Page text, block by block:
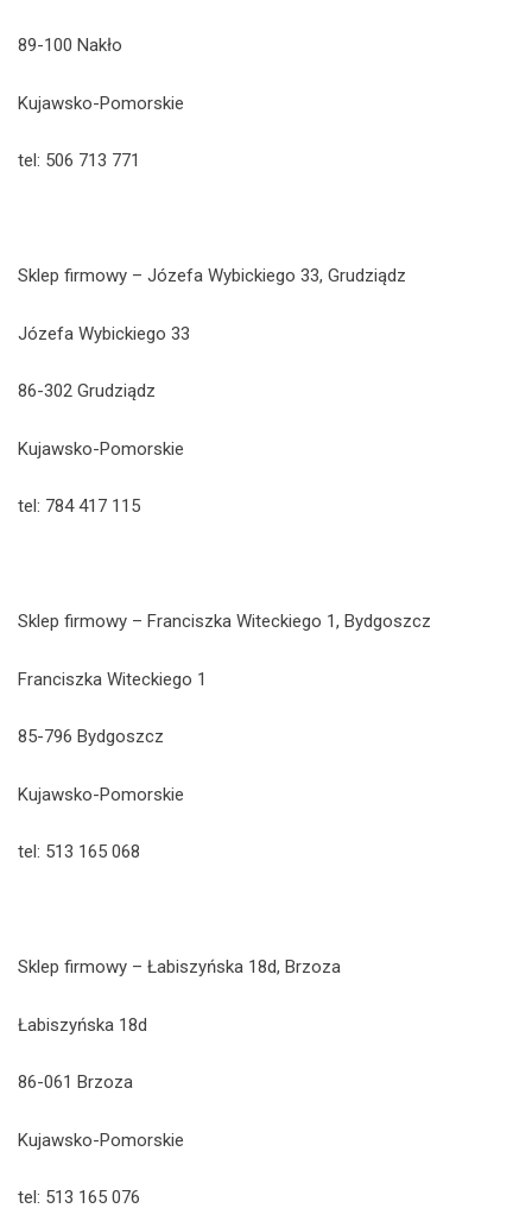
89-100 Nakło
Kujawsko-Pomorskie
tel: 506 713 771
Sklep firmowy – Józefa Wybickiego 33, Grudziądz
Józefa Wybickiego 33
86-302 Grudziądz
Kujawsko-Pomorskie
tel: 784 417 115
Sklep firmowy – Franciszka Witeckiego 1, Bydgoszcz
Franciszka Witeckiego 1
85-796 Bydgoszcz
Kujawsko-Pomorskie
tel: 513 165 068
Sklep firmowy – Łabiszyńska 18d, Brzoza
Łabiszyńska 18d
86-061 Brzoza
Kujawsko-Pomorskie
tel: 513 165 076